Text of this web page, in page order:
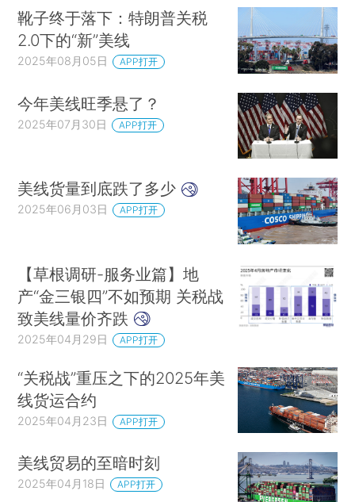
靴子终于落下：特朗普关税
2.0下的“新”美线
2025年08月05日 APP打开
今年美线旺季悬了？
2025年07月30日 APP打开
美线货量到底跌了多少
2025年06月03日 APP打开
【草根调研-服务业篇】地
产“金三银四”不如预期 关税战
致美线量价齐跌
2025年04月29日 APP打开
“关税战”重压之下的2025年美
线货运合约
2025年04月23日 APP打开
美线贸易的至暗时刻
2025年04月18日 APP打开